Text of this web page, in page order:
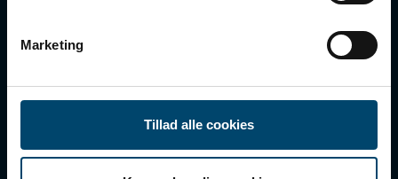
Marketing
Tillad alle cookies
Follow us